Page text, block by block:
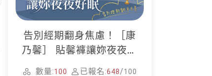
告別經期翻身焦慮！［康
乃馨］ 貼馨褲讓妳夜夜好
數量:100 已報名:648/100